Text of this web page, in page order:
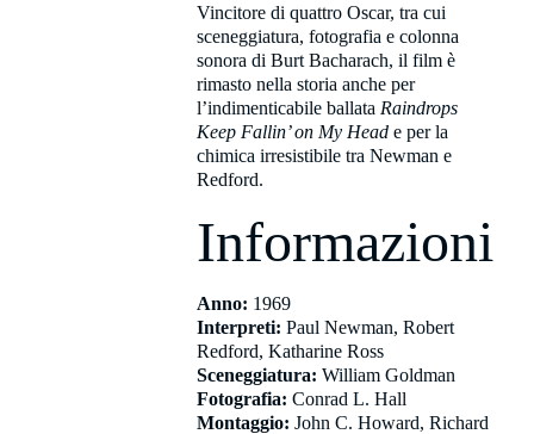
Vincitore di quattro Oscar, tra cui
sceneggiatura, fotografia e colonna
sonora di Burt Bacharach, il film è
rimasto nella storia anche per
l’indimenticabile ballata Raindrops
Keep Fallin’ on My Head e per la
chimica irresistibile tra Newman e
Redford.
Informazioni
Anno: 1969
Interpreti: Paul Newman, Robert
Redford, Katharine Ross
Sceneggiatura: William Goldman
Fotografia: Conrad L. Hall
Montaggio: John C. Howard, Richard